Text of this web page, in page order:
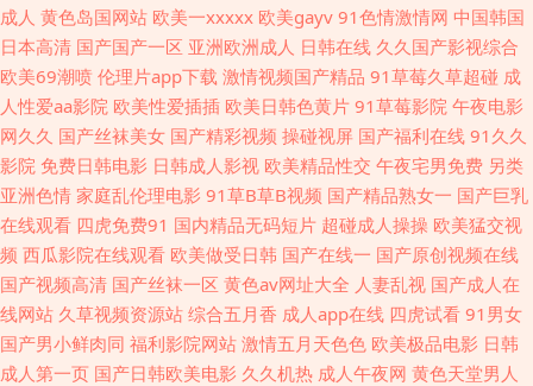
视频网 91色色欧美日韩 白丝无码自慰91 久久草成人网 亚洲av总站 国产内
射播放 久久撸com 欧美淫色综合 wwww国产 精东一级片aV 男人天堂去干网
日韩狼友网站 午夜影院6018 国产黄色自拍网址 欧美成人黄色 日本网站www
午夜性網 大香蕉伊人现现 久久依人精品综合 av福利网址 韩国福利影音先锋
性爱探花 97色骚 国产91精品探花 麻豆传媒18 日本亚洲中文 午夜福利院产
业 国产精品九九九九 欧美色图另类 色偷拍网 亚洲色图导航 国产视频三级 美
女超碰碰 日韩成人高清永久 性爱午夜影院 91破解版片 久久丁香激情综合 熟
成人 黄色岛国网站 欧美一xxxxx 欧美gayv 91色情激情网 中国韩国
日本高清 国产国产一区 亚洲欧洲成人 日韩在线 久久国产影视综合
欧美69潮喷 伦理片app下载 激情视频国产精品 91草莓久草超碰 成
人性爱aa影院 欧美性爱插插 欧美日韩色黄片 91草莓影院 午夜电影
网久久 国产丝袜美女 国产精彩视频 操碰视屏 国产福利在线 91久久
影院 免费日韩电影 日韩成人影视 欧美精品性交 午夜宅男免费 另类
亚洲色情 家庭乱伦理电影 91草B草B视频 国产精品熟女一 国产巨乳
在线观看 四虎免费91 国内精品无码短片 超碰成人操操 欧美猛交视
频 西瓜影院在线观看 欧美做受日韩 国产在线一 国产原创视频在线
国产视频高清 国产丝袜一区 黄色av网址大全 人妻乱视 国产成人在
线网站 久草视频资源站 综合五月香 成人app在线 四虎试看 91男女
国产男小鲜肉同 福利影院网站 激情五月天色色 欧美极品电影 日韩
成人第一页 国产日韩欧美电影 久久机热 成人午夜网 黄色天堂男人